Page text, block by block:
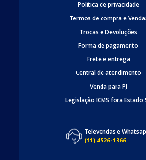
Politica de privacidade
Termos de compra e
Trocas e Devoluções
Forma de pagamento
Frete e entrega
Central de atendimento
Venda para PJ
Legislação ICMS fora Estado
Televendas e
(11) 4526-1366